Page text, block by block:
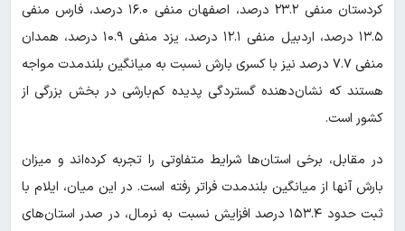
کردستان منفی ۲۳.۲ درصد، اصفهان منفی ۱۶.۰ درصد، فارس منفی
۱۳.۵ درصد، اردبیل منفی ۱۲.۱ درصد، یزد منفی ۱۰.۹ درصد، همدان
منفی ۷.۷ درصد نیز با کسری بارش نسبت به میانگین بلندمدت مواجه
هستند که نشان‌دهنده گستردگی پدیده کم‌بارشی در بخش بزرگی از
کشور است.
در مقابل، برخی استان‌ها شرایط متفاوتی را تجربه کرده‌اند و میزان
بارش آنها از میانگین بلندمدت فراتر رفته است. در این میان، ایلام با
ثبت حدود ۱۵۳.۴ درصد افزایش نسبت به نرمال، در صدر استان‌های